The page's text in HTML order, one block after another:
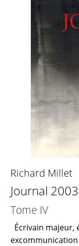
Richard Millet
Journal
Tome IV
Écrivain majeur,